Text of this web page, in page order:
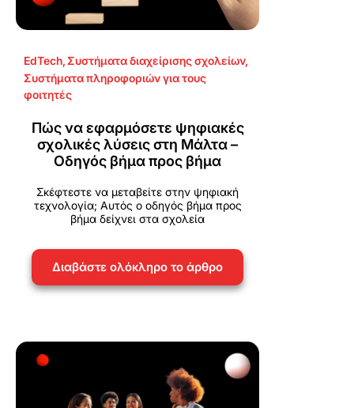
EdTech,Συστήματα διαχείρισης σχολείων,
Συστήματα πληροφοριών για τους
φοιτητές
Πώς να εφαρμόσετε ψηφιακές
σχολικές λύσεις στη Μάλτα –
Οδηγός βήμα προς βήμα
Σκέφτεστε να μεταβείτε στην ψηφιακή
τεχνολογία; Αυτός ο οδηγός βήμα προς
βήμα δείχνει στα σχολεία
Διαβάστε ολόκληρο το άρθρο